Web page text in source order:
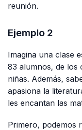
reunión.
Ejemplo 2
Imagina una clase
83 alumnos, de los
niñas. Además,
apasiona la
les encantan las
Primero, podemos